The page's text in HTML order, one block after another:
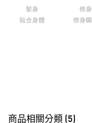
商品相關分類 (5)